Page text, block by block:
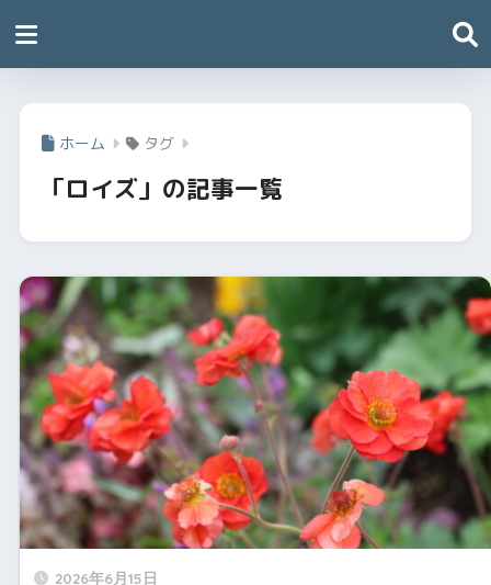
ホーム タグ
「ロイズ」の記事一覧
2026年6月15日